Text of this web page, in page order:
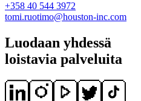
+358 40 544 3972
tomi.ruotimo@houston-inc.com
Luodaan yhdessä
loistavia palveluita